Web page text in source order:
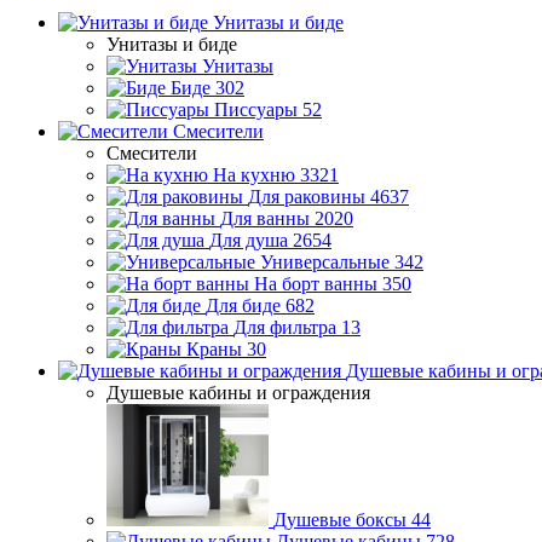
Унитазы и биде
Унитазы и биде
Унитазы
Биде 302
Писсуары 52
Смесители
Смесители
На кухню 3321
Для раковины 4637
Для ванны 2020
Для душа 2654
Универсальные 342
На борт ванны 350
Для биде 682
Для фильтра 13
Краны 30
Душевые кабины и
Душевые кабины и ограждения
Душевые боксы 44